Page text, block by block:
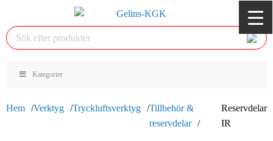
Kategorier
Hem Verktyg Tryckluftsverktyg
Tillbehör &
reservdelar
Reservdelar
IR